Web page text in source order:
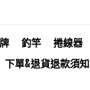
釣竿 捲線器
下單&退貨退款須知